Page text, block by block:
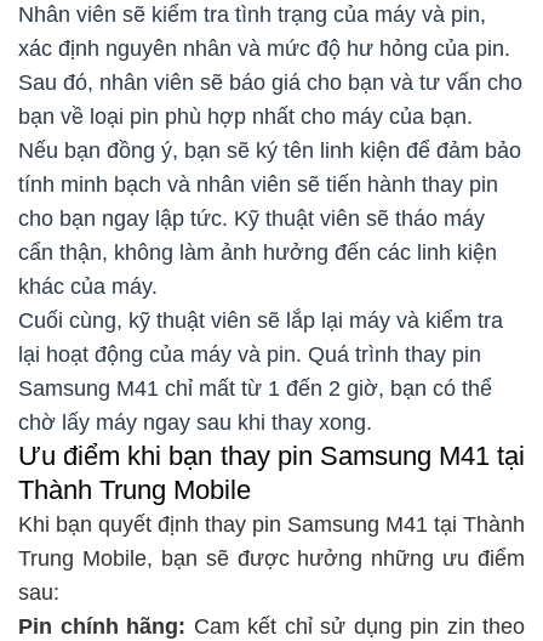
Nhân viên sẽ kiểm tra tình trạng của máy và pin,
xác định nguyên nhân và mức độ hư hỏng của pin.
Sau đó, nhân viên sẽ báo giá cho bạn và tư vấn cho
bạn về loại pin phù hợp nhất cho máy của bạn.
Nếu bạn đồng ý, bạn sẽ ký tên linh kiện để đảm bảo
tính minh bạch và nhân viên sẽ tiến hành thay pin
cho bạn ngay lập tức. Kỹ thuật viên sẽ tháo máy
cẩn thận, không làm ảnh hưởng đến các linh kiện
khác của máy.
Cuối cùng, kỹ thuật viên sẽ lắp lại máy và kiểm tra
lại hoạt động của máy và pin. Quá trình thay pin
Samsung M41 chỉ mất từ 1 đến 2 giờ, bạn có thể
chờ lấy máy ngay sau khi thay xong.
Ưu điểm khi bạn thay pin Samsung M41 tại
Thành Trung Mobile
Khi bạn quyết định thay pin Samsung M41 tại Thành
Trung Mobile, bạn sẽ được hưởng những ưu điểm
sau:
Pin chính hãng: Cam kết chỉ sử dụng pin zin theo